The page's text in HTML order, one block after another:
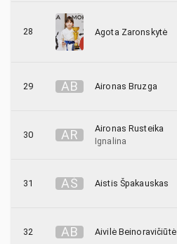
28 Agota Zaronskytė
29 AB Aironas Bruzga
30 AR
Aironas Rusteika
Ignalina
31 AŠ Aistis Špakauskas
32 AB Aivilė Beinoravičiūtė